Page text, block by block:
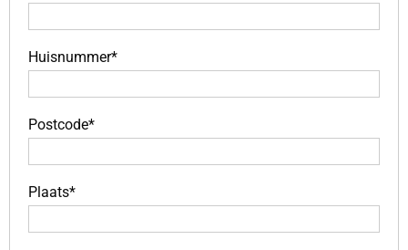
Huisnummer*
Postcode*
Plaats*